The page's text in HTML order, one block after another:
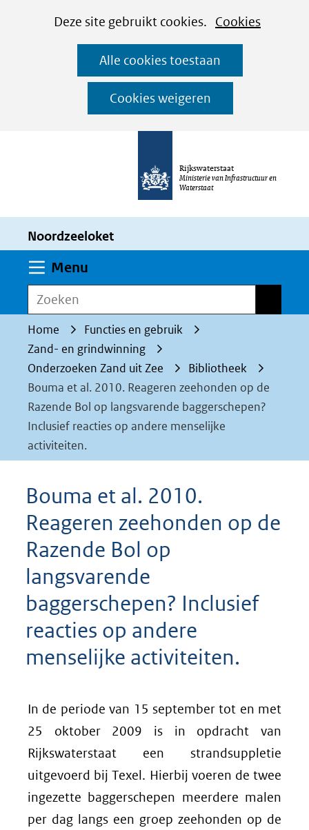
CookiesDeze site gebruikt cookies. Cookies
worden
toegestaan
geweigerd.
Alle cookies toestaan
Cookies weigeren
Ga
naar
de
inhoud
Rijkswaterstaat
Ministerie van Infrastructuur en
Waterstaat
Noordzeeloket
Menu
Zoeken
Home
Functies en gebruik
Zand- en grindwinning
Onderzoeken Zand uit Zee
Bibliotheek
Bouma et al. 2010. Reageren zeehonden op de
Razende Bol op langsvarende baggerschepen?
Inclusief reacties op andere menselijke
activiteiten.
Bouma et al. 2010.
Reageren zeehonden op de
Razende Bol op
langsvarende
baggerschepen? Inclusief
reacties op andere
menselijke activiteiten.
In de periode van 15 september tot en met
25 oktober 2009 is in opdracht van
Rijkswaterstaat een strandsuppletie
uitgevoerd bij Texel. Hierbij voeren de twee
ingezette baggerschepen meerdere malen
per dag langs een groep zeehonden op de